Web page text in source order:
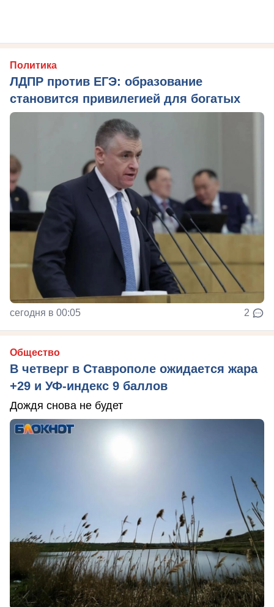
Политика
ЛДПР против ЕГЭ: образование
становится привилегией для богатых
сегодня в 00:05 2
Общество
В четверг в Ставрополе ожидается жара
+29 и УФ-индекс 9 баллов
Дождя снова не будет